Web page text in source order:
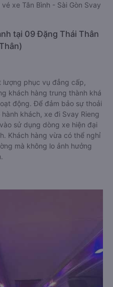
xe Tân Bình - Sài Gòn Svay
tại 09 Đặng Thái Thân
phục vụ đẳng cấp,
khách hàng trung thành khá
động. Để đảm bảo sự thoải
khách, xe đi Svay Rieng
sử dụng dòng xe hiện đại
Khách hàng vừa có thể nghỉ
mà không lo ảnh hưởng